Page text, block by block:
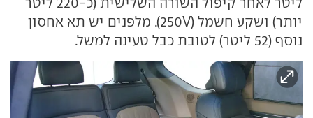
יותר) ושקע חשמל (250V). מלפנים יש תא אחסון
נוסף (52 ליטר) לטובת כבל טעינה למשל.